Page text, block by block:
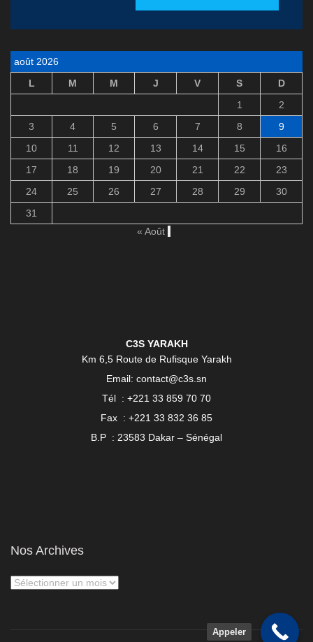
août 2026
L
M M J V S
D
1
2
3
4 5 6 7 8
9
10
11 12 13 14 15
16
17
18 19 20 21 22
23
24
25 26 27 28 29
30
31
« Août
C3S YARAKH
Km 6,5 Route de Rufisque Yarakh
Email: contact@c3s.sn
Tél : +221 33 859 70 70
Fax : +221 33 832 36 85
B.P : 23583 Dakar – Sénégal
Nos Archives
Appeler